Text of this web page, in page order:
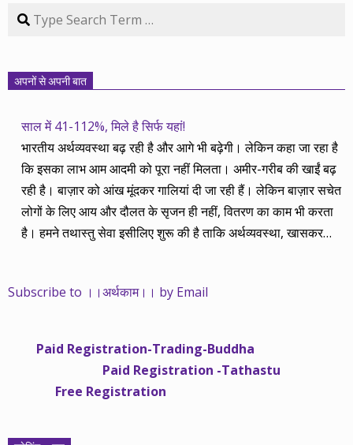
Search
अपनों से अपनी बात
साल में 41-112%, मिले है सिर्फ यहां!
भारतीय अर्थव्यवस्था बढ़ रही है और आगे भी बढ़ेगी। लेकिन कहा जा रहा है
कि इसका लाभ आम आदमी को पूरा नहीं मिलता। अमीर-गरीब की खाईं बढ़
रही है। बाज़ार को आंख मूंदकर गालियां दी जा रही हैं। लेकिन बाज़ार सचेत
लोगों के लिए आय और दौलत के सृजन ही नहीं, वितरण का काम भी करता
है। हमने तथास्तु सेवा इसीलिए शुरू की है ताकि अर्थव्यवस्था, खासकर
महंगाई की दर 10 प्रतिशत से ऊपर रहती है। वे भागकर जाते हैं सोने और
साढ़े चार सालों से अर्थकाम से जुड़े हैं, वे हमारी ईमानदारी और सत्यनिष्ठा से
भलीभांति वाकिफ हैं। शुरू में हम भी कच्चे थे तो बाज़ार के उस्तादों के जाल
में फंस गए। गलतियां कीं। लेकिन जैसे ही समझ में आया, खटाक से उनसे
Subscribe to ।।अर्थकाम।। by Email
Paid Registration-Trading-Buddha
Paid Registration -Tathastu
Free Registration